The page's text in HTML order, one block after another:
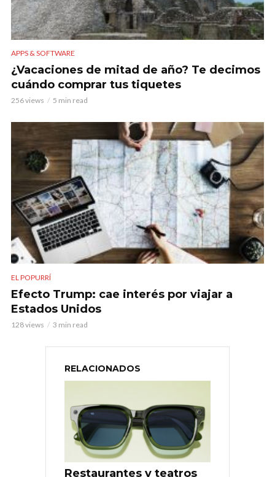
APPS & SOFTWARE
¿Vacaciones de mitad de año? Te decimos
cuándo comprar tus tiquetes
256 views 5 min read
EL POPURRÍ
Efecto Trump: cae interés por viajar a
Estados Unidos
128 views 3 min read
RELACIONADOS
Restaurantes y teatros